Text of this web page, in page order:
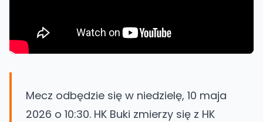
Mecz odbędzie się w niedzielę, 10 maja
2026 o 10:30. HK Buki zmierzy się z HK